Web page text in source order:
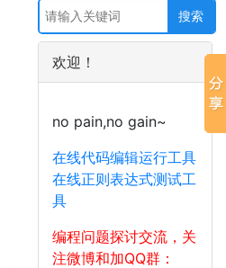
欢迎！
no pain,no gain~
在线代码编辑运行工具
在线正则表达式测试工
具
编程问题探讨交流，关
注微博和加QQ群：